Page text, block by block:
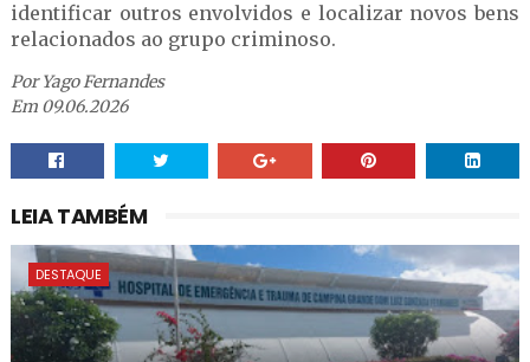
identificar outros envolvidos e localizar novos bens
relacionados ao grupo criminoso.
Por Yago Fernandes
Em 09.06.2026
LEIA TAMBÉM
DESTAQUE